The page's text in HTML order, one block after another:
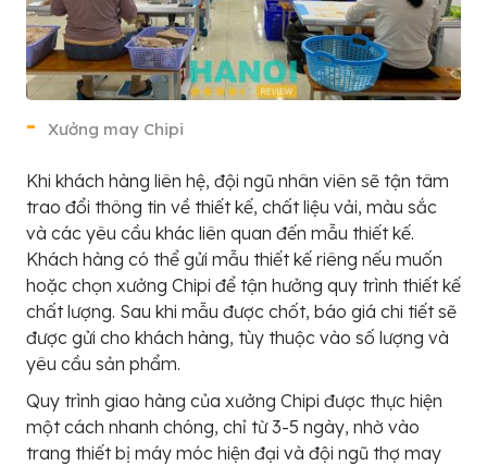
Xưởng may Chipi
Khi khách hàng liên hệ, đội ngũ nhân viên sẽ tận tâm
trao đổi thông tin về thiết kế, chất liệu vải, màu sắc
và các yêu cầu khác liên quan đến mẫu thiết kế.
Khách hàng có thể gửi mẫu thiết kế riêng nếu muốn
hoặc chọn xưởng Chipi để tận hưởng quy trình thiết kế
chất lượng. Sau khi mẫu được chốt, báo giá chi tiết sẽ
được gửi cho khách hàng, tùy thuộc vào số lượng và
yêu cầu sản phẩm.
Quy trình giao hàng của xưởng Chipi được thực hiện
một cách nhanh chóng, chỉ từ 3-5 ngày, nhờ vào
trang thiết bị máy móc hiện đại và đội ngũ thợ may